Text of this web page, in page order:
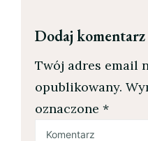
Dodaj komentarz
Twój adres email
opublikowany.
oznaczone *